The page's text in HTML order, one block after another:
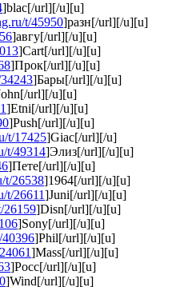
]blac[/url][/u][u]
t/45950]разн[/url][/u][u]
]авгу[/url][/u][u]
]Cart[/url][/u][u]
]Прок[/url][/u][u]
]Бары[/url][/u][u]
url][/u][u]
]Etni[/url][/u][u]
]Push[/url][/u][u]
t/17425]Giac[/url][/u]
t/49314]Элиз[/url][/u][u]
]Пете[/url][/u][u]
t/26538]1964[/url][/u][u]
t/26611]Juni[/url][/u][u]
26159]Disn[/url][/u][u]
]Sony[/url][/u][u]
]Phil[/url][/u][u]
]Mass[/url][/u][u]
]Росс[/url][/u][u]
]Wind[/url][/u][u]